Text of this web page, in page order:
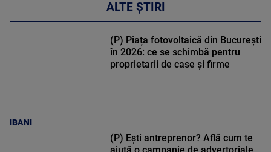
ALTE ȘTIRI
IBANI
(P) Piața fotovoltaică din București
în 2026: ce se schimbă pentru
proprietarii de case și firme
(P) Ești antreprenor? Află cum te